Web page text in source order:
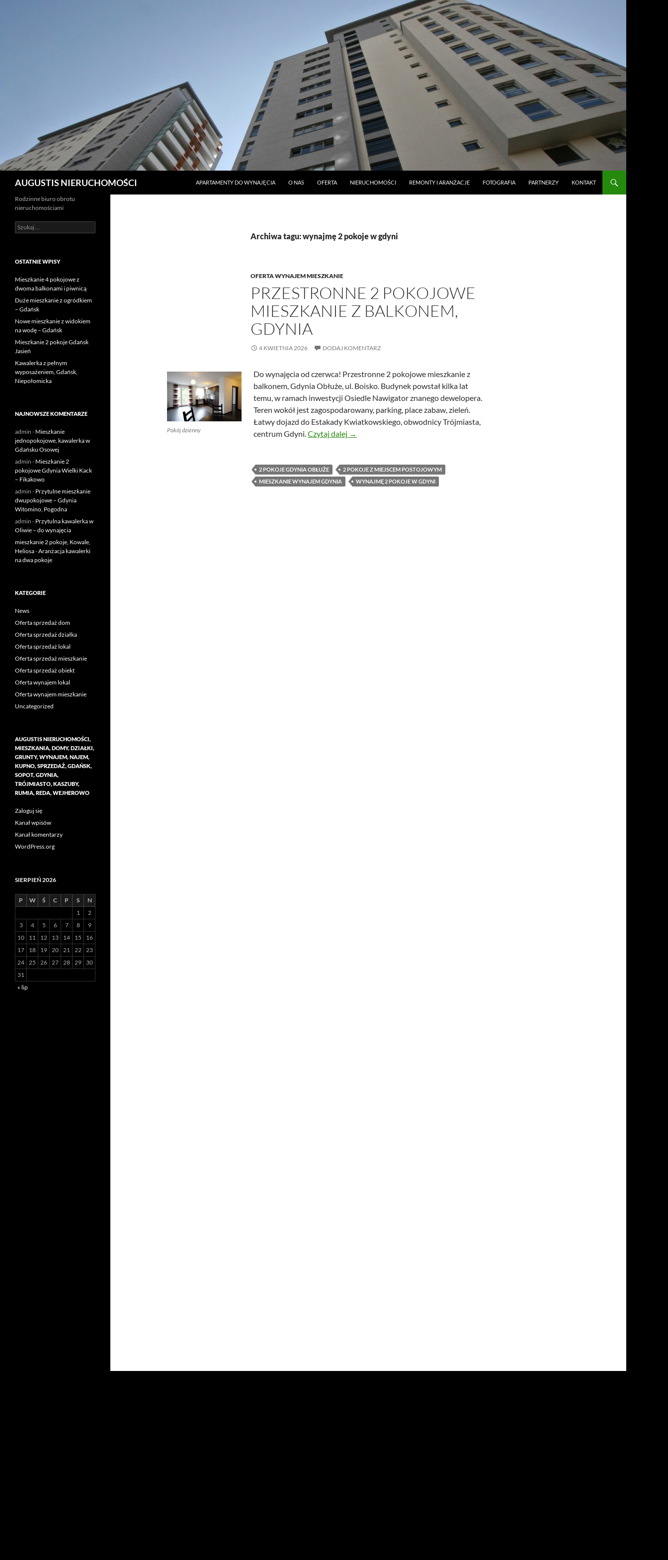
AUGUSTIS NIERUCHOMOŚCI
APARTAMENTY DO WYNAJĘCIA
O NAS OFERTA NIERUCHOMOŚCI REMONTY I ARANŻACJE FOTOGRAFIA PARTNERZY KONTAKT
Archiwa tagu: wynajmę 2 pokoje w gdyni
OFERTA WYNAJEM MIESZKANIE
PRZESTRONNE 2 POKOJOWE
MIESZKANIE Z BALKONEM,
GDYNIA
4 KWIETNIA 2026 DODAJ KOMENTARZ
Pokój dzienny
Do wynajęcia od czerwca! Przestronne 2 pokojowe mieszkanie z
balkonem, Gdynia Obłuże, ul. Boisko. Budynek powstał kilka lat
temu, w ramach inwestycji Osiedle Nawigator znanego dewelopera.
Teren wokół jest zagospodarowany, parking, place zabaw, zieleń.
Łatwy dojazd do Estakady Kwiatkowskiego, obwodnicy Trójmiasta,
centrum Gdyni.Czytaj dalej Przestronne 2 pokojowe mieszkanie z balkonem, Gdynia
→
2 POKOJE GDYNIA OBŁUŻE
2 POKOJE Z MIEJSCEM POSTOJOWYM
MIESZKANIE WYNAJEM GDYNIA
WYNAJMĘ 2 POKOJE W GDYNI
Rodzinne biuro obrotu
nieruchomościami
Szukaj:
OSTATNIE WPISY
Mieszkanie 4 pokojowe z
dwoma balkonami i piwnicą
Duże mieszkanie z ogródkiem
– Gdańsk
Nowe mieszkanie z widokiem
na wodę – Gdańsk
Mieszkanie 2 pokoje Gdańsk
Jasień
Kawalerka z pełnym
wyposażeniem, Gdańsk,
Niepołomicka
NAJNOWSZE KOMENTARZE
admin - Mieszkanie
jednopokojowe, kawalerka w
Gdańsku Osowej
admin - Mieszkanie 2
pokojowe Gdynia Wielki Kack
– Fikakowo
admin - Przytulne mieszkanie
dwupokojowe – Gdynia
Witomino, Pogodna
admin - Przytulna kawalerka w
Oliwie – do wynajęcia
mieszkanie 2 pokoje, Kowale,
Heliosa-Aranżacja kawalerki
na dwa pokoje
KATEGORIE
News
Oferta sprzedaż dom
Oferta sprzedaż działka
Oferta sprzedaż lokal
Oferta sprzedaż mieszkanie
Oferta sprzedaż obiekt
Oferta wynajem lokal
Oferta wynajem mieszkanie
Uncategorized
AUGUSTIS NIERUCHOMOŚCI,
MIESZKANIA, DOMY, DZIAŁKI,
GRUNTY, WYNAJEM, NAJEM,
KUPNO, SPRZEDAŻ, GDAŃSK,
SOPOT, GDYNIA,
TRÓJMIASTO, KASZUBY,
RUMIA, REDA, WEJHEROWO
Zaloguj się
Kanał wpisów
Kanał komentarzy
WordPress.org
SIERPIEŃ 2026
P W Ś C P S
N
1
2
3
4 5 6 7 8
9
10
11 12 13 14 15
16
17
18 19 20 21 22 23
24 25 26 27 28 29
30
31
« lip